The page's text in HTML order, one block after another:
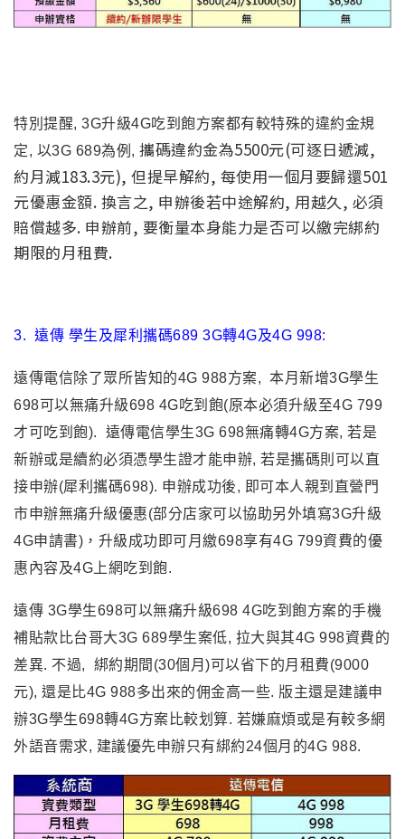
特別提醒, 3G升級4G吃到飽方案都有較特殊的違約金規
定, 以3G 689為例, 攜碼違約金為5500元(可逐日遞減,
約月減183.3元), 但提早解約, 每使用一個月要歸還501
元優惠金額. 換言之, 申辦後若中途解約, 用越久, 必須
賠償越多. 申辦前, 要衡量本身能力是否可以繳完綁約
期限的月租費.
3. 遠傳 學生及犀利攜碼689 3G轉4G及4G 998:
遠傳電信除了眾所皆知的4G 988方案, 本月新增3G學生
698可以無痛升級698 4G吃到飽(原本必須升級至4G 799
才可吃到飽). 遠傳電信學生3G 698無痛轉4G方案, 若是
新辦或是續約必須憑學生證才能申辦, 若是攜碼則可以直
接申辦(犀利攜碼698). 申辦成功後, 即可本人親到直營門
市申辦無痛升級優惠(部分店家可以協助另外填寫3G升級
4G申請書)，升級成功即可月繳698享有4G 799資費的優
惠內容及4G上網吃到飽.
遠傳 3G學生698可以無痛升級698 4G吃到飽方案的手機
補貼款比台哥大3G 689學生案低, 拉大與其4G 998資費的
差異. 不過, 綁約期間(30個月)可以省下的月租費(9000
元), 還是比4G 988多出來的佣金高一些. 版主還是建議申
辦3G學生698轉4G方案比較划算. 若嫌麻煩或是有較多網
外語音需求, 建議優先申辦只有綁約24個月的4G 988.